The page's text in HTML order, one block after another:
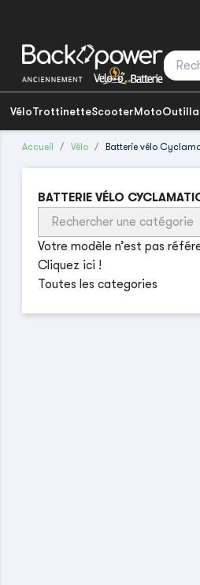
VéloTrottinetteScooterMoto
Accueil Vélo Batterie vélo
BATTERIE VÉLO
Votre modèle n’est pas
Cliquez ici !
Toutes les categories